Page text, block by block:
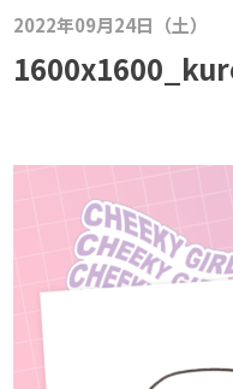
2022年09月24日（土）